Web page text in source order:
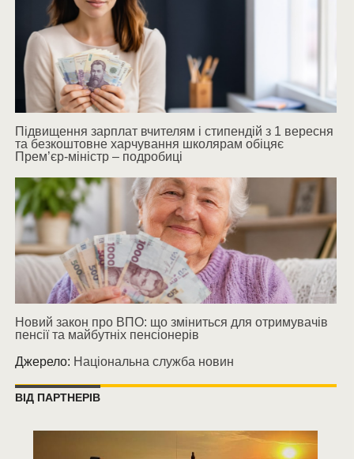
Підвищення зарплат вчителям і стипендій з 1 вересня
та безкоштовне харчування школярам обіцяє
Прем’єр-міністр – подробиці
Новий закон про ВПО: що зміниться для отримувачів
пенсії та майбутніх пенсіонерів
Джерело: Національна служба новин
ВІД ПАРТНЕРІВ